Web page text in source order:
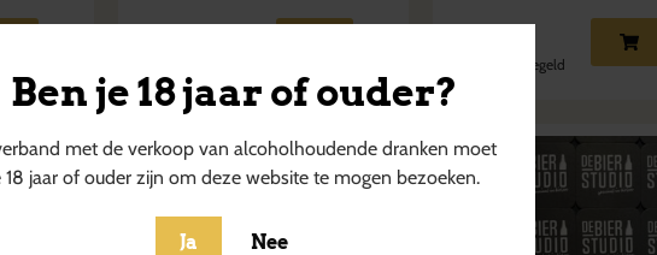
Ben je 18 jaar of ouder?
met de verkoop van alcoholhoudende dranken moet
18 jaar of ouder zijn om deze website te mogen bezoeken.
Ja Nee
statiegeld